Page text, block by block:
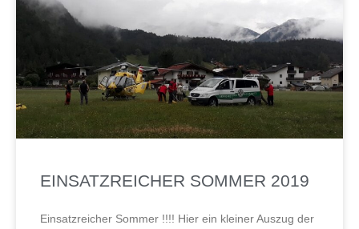
EINSATZREICHER SOMMER 2019
Einsatzreicher Sommer !!!! Hier ein kleiner Auszug der